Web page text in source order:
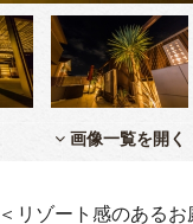
画像一覧を開く
リゾート感のあるお